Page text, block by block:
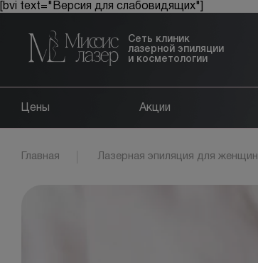
[bvi text="Версия для слабовидящих"]
Сеть клиник
лазерной эпиляции
и косметологии
Цены Акции
Главная Лазерная эпиляция для женщин